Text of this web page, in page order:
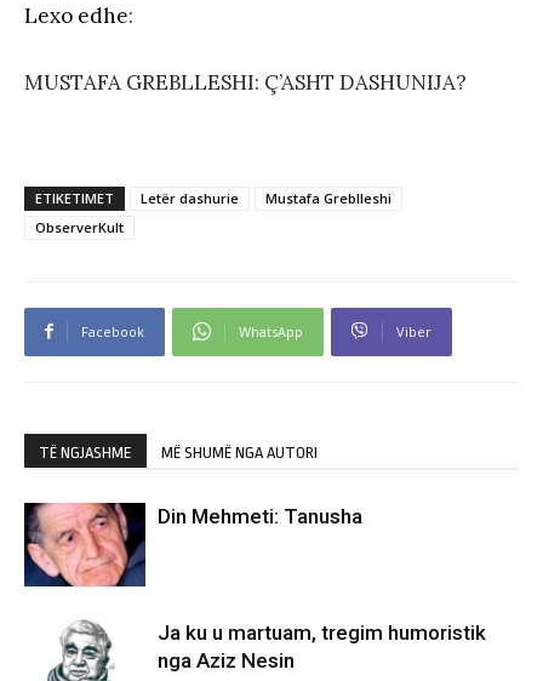
Lexo edhe:
MUSTAFA GREBLLESHI: Ç’ASHT DASHUNIJA?
ETIKETIMET Letër dashurie
Mustafa Greblleshi
ObserverKult
Facebook WhatsApp Viber
TË NGJASHME MË SHUMË NGA AUTORI
Din Mehmeti: Tanusha
Ja ku u martuam, tregim humoristik
nga Aziz Nesin